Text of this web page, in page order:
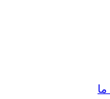
ما